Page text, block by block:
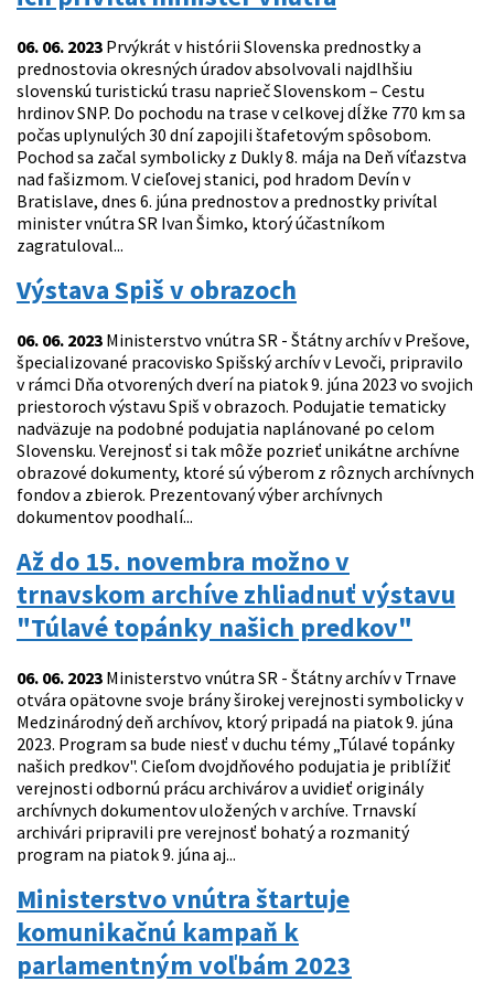
06. 06. 2023 Prvýkrát v histórii Slovenska prednostky a
prednostovia okresných úradov absolvovali najdlhšiu
slovenskú turistickú trasu naprieč Slovenskom – Cestu
hrdinov SNP. Do pochodu na trase v celkovej dĺžke 770 km sa
počas uplynulých 30 dní zapojili štafetovým spôsobom.
Pochod sa začal symbolicky z Dukly 8. mája na Deň víťazstva
nad fašizmom. V cieľovej stanici, pod hradom Devín v
Bratislave, dnes 6. júna prednostov a prednostky privítal
minister vnútra SR Ivan Šimko, ktorý účastníkom
zagratuloval...
Výstava Spiš v obrazoch
06. 06. 2023 Ministerstvo vnútra SR - Štátny archív v Prešove,
špecializované pracovisko Spišský archív v Levoči, pripravilo
v rámci Dňa otvorených dverí na piatok 9. júna 2023 vo svojich
priestoroch výstavu Spiš v obrazoch. Podujatie tematicky
nadväzuje na podobné podujatia naplánované po celom
Slovensku. Verejnosť si tak môže pozrieť unikátne archívne
obrazové dokumenty, ktoré sú výberom z rôznych archívnych
fondov a zbierok. Prezentovaný výber archívnych
dokumentov poodhalí...
Až do 15. novembra možno v
trnavskom archíve zhliadnuť výstavu
"Túlavé topánky našich predkov"
06. 06. 2023 Ministerstvo vnútra SR - Štátny archív v Trnave
otvára opätovne svoje brány širokej verejnosti symbolicky v
Medzinárodný deň archívov, ktorý pripadá na piatok 9. júna
2023. Program sa bude niesť v duchu témy „Túlavé topánky
našich predkov". Cieľom dvojdňového podujatia je priblížiť
verejnosti odbornú prácu archivárov a uvidieť originály
archívnych dokumentov uložených v archíve. Trnavskí
archivári pripravili pre verejnosť bohatý a rozmanitý
program na piatok 9. júna aj...
Ministerstvo vnútra štartuje
komunikačnú kampaň k
parlamentným voľbám 2023